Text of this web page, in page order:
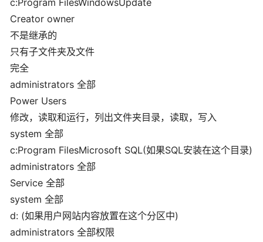
c:Program FilesWindowsUpdate
Creator owner
不是继承的
只有子文件夹及文件
完全
administrators 全部
Power Users
修改，读取和运行，列出文件夹目录，读取，写入
system 全部
c:Program FilesMicrosoft SQL(如果SQL安装在这个目录)
administrators 全部
Service 全部
system 全部
d: (如果用户网站内容放置在这个分区中)
administrators 全部权限